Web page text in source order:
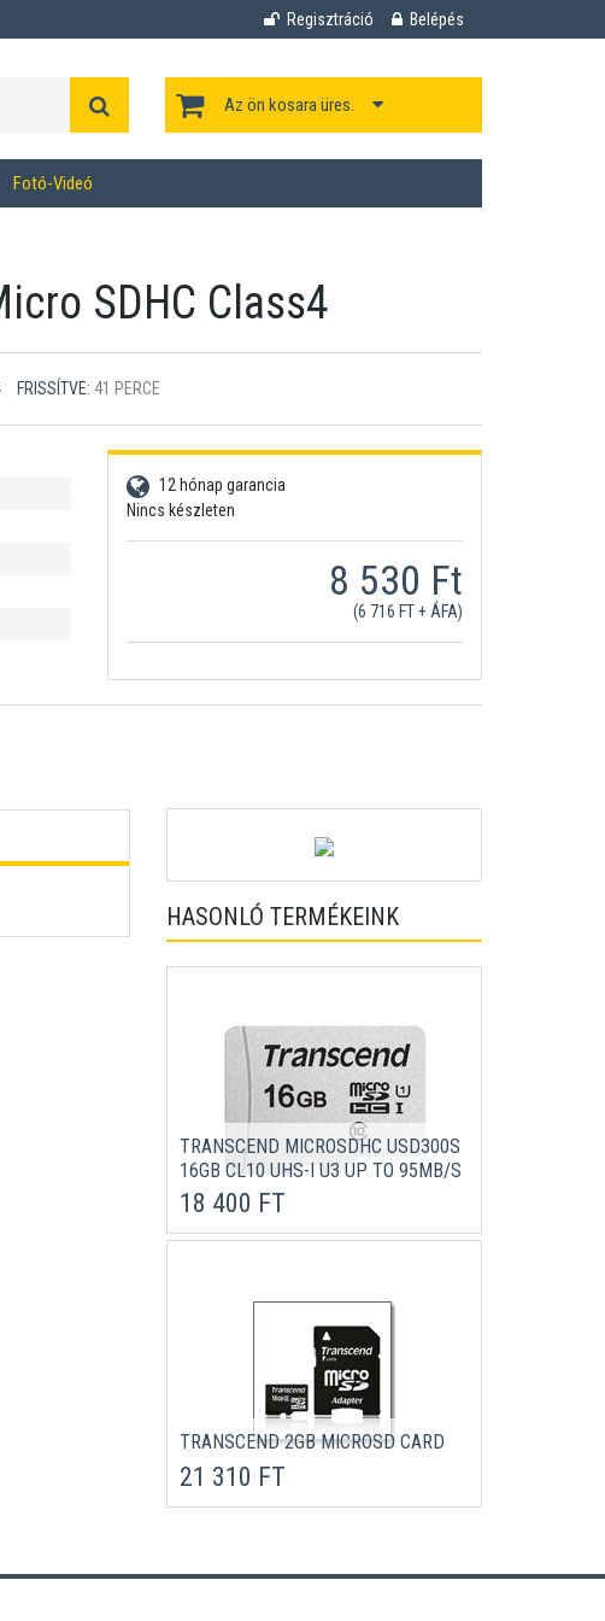
Regisztráció Belépés
Az ön kosara üres.
Fotó-Videó
SDHC Class4
FRISSÍTVE: 41 PERCE
12 hónap garancia
Nincs készleten
8 530 Ft
(6 716 FT + ÁFA)
HASONLÓ TERMÉKEINK
TRANSCEND MICROSDHC USD300S
16GB CL10 UHS-I U3 UP TO 95MB/S
18 400 FT
TRANSCEND 2GB MICROSD CARD
21 310 FT